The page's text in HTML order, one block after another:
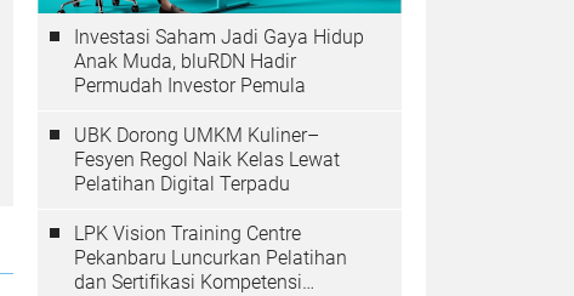
Investasi Saham Jadi Gaya Hidup
Anak Muda, bluRDN Hadir
Permudah Investor Pemula
UBK Dorong UMKM Kuliner–
Fesyen Regol Naik Kelas Lewat
Pelatihan Digital Terpadu
LPK Vision Training Centre
Pekanbaru Luncurkan Pelatihan
dan Sertifikasi Kompetensi